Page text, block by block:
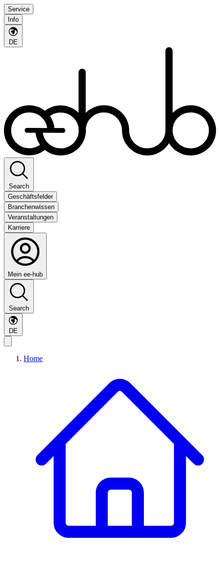
Service
Info
DE
Search
Geschäftsfelder
Branchenwissen
Veranstaltungen
Karriere
Mein ee-hub
Search
DE
Home